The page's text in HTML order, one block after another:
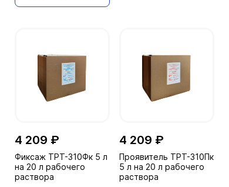
4 209 ₽
Фиксаж ТРТ-310Фк 5 л
на 20 л рабочего
раствора
4 209 ₽
Проявитель ТРТ-310Пк
5 л на 20 л рабочего
раствора